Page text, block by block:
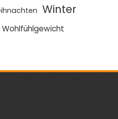
Winter
Wohlfühlgewicht